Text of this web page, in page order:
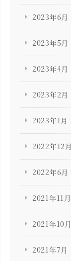
2023年6月
2023年5月
2023年4月
2023年2月
2023年1月
2022年12月
2022年6月
2021年11月
2021年10月
2021年7月